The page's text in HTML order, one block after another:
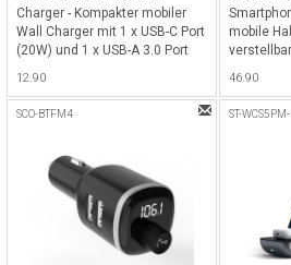
Charger - Kompakter mobiler
Wall Charger mit 1 x USB-C Port
(20W) und 1 x USB-A 3.0 Port
12.90
mobile
Facetime
46.90
SCO-BTFM4 ST-WCS5PM-